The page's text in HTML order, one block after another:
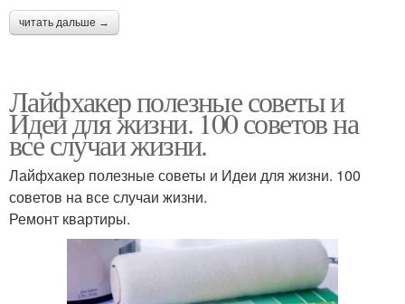
читать дальше →
Лайфхакер полезные советы и
Идеи для жизни. 100 советов на
все случаи жизни.
Лайфхакер полезные советы и Идеи для жизни. 100
советов на все случаи жизни.
Ремонт квартиры.